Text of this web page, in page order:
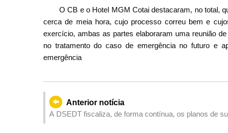
O CB e o Hotel MGM Cotai destacaram, no total,
cerca de meia hora, cujo processo correu bem e
exercício, ambas as partes elaboraram uma reunião
no tratamento do caso de emergência no futuro e
emergência
Anterior notícia
A DSEDT fiscaliza, de forma contínua, os planos de